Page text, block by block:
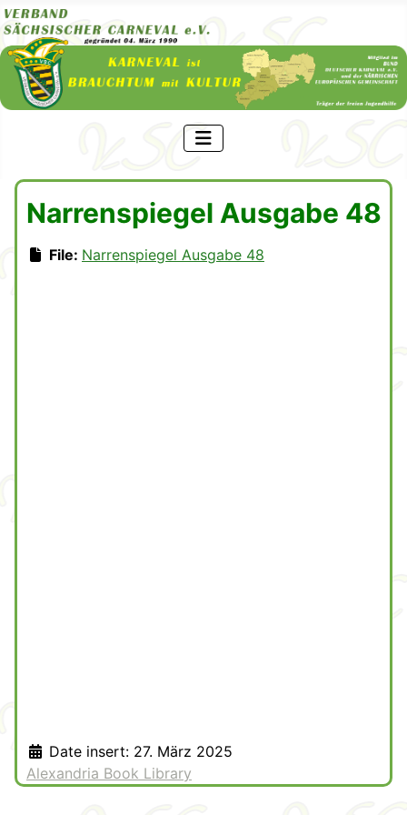
Narrenspiegel Ausgabe 48
File: Narrenspiegel Ausgabe 48
Date insert: 27. März 2025
Alexandria Book Library